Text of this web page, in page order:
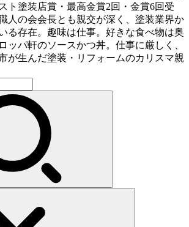
ト塗装店賞・最高金賞2回・金賞6回受
人の会会長とも親交が深く、塗装業界か
る存在。趣味は仕事。好きな食べ物は奥
ッパ軒のソースかつ丼。仕事に厳しく、
が生んだ塗装・リフォームのカリスマ親